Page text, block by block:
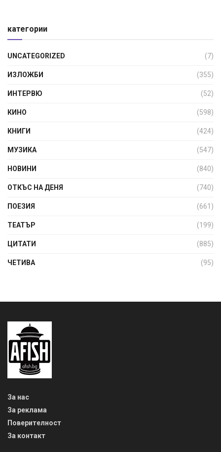
категории
UNCATEGORIZED (7)
ИЗЛОЖБИ (355)
ИНТЕРВЮ (52)
КИНО (598)
КНИГИ (424)
МУЗИКА (547)
НОВИНИ (840)
ОТКЪС НА ДЕНЯ (740)
ПОЕЗИЯ (661)
ТЕАТЪР (199)
ЦИТАТИ (885)
ЧЕТИВА (95)
За нас
За реклама
Поверителност
За контакт